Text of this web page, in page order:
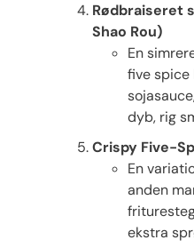
Rødbraiseret
Shao Rou)
En
five spice
dyb, rig
Crispy Five-
En
anden
ekstra